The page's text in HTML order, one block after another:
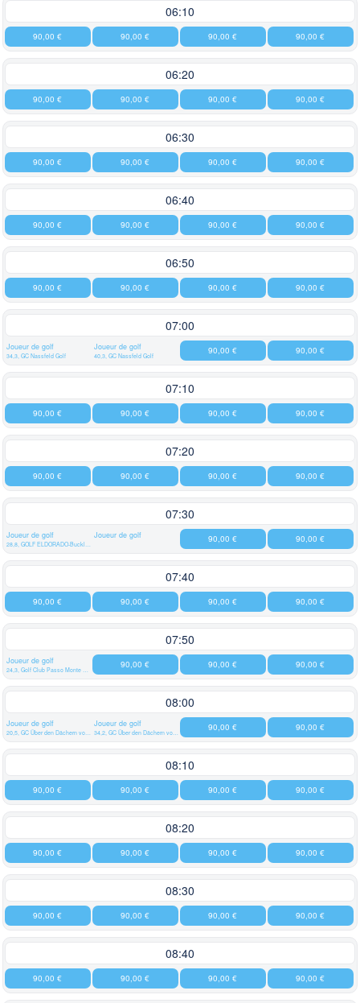
06:10
90,00 € 90,00 € 90,00 € 90,00 €
06:20
90,00 € 90,00 € 90,00 € 90,00 €
06:30
90,00 € 90,00 € 90,00 € 90,00 €
06:40
90,00 € 90,00 € 90,00 € 90,00 €
06:50
90,00 € 90,00 € 90,00 € 90,00 €
07:00
Joueur de golf
34,3, GC Nassfeld Golf
Joueur de golf
40,3, GC Nassfeld Golf 90,00 € 90,00 €
07:10
90,00 € 90,00 € 90,00 € 90,00 €
07:20
90,00 € 90,00 € 90,00 € 90,00 €
07:30
Joueur de golf
28,8, GOLF ELDORADO-Bucklige Welt
Joueur de golf 90,00 € 90,00 €
07:40
90,00 € 90,00 € 90,00 € 90,00 €
07:50
Joueur de golf
24,3, Golf Club Passo Monte Croce Comelico (PASSO MONTE CROCE) (KREUZBERGPASS) 90,00 € 90,00 € 90,00 €
08:00
Joueur de golf
20,5, GC Über den Dächern von Passau
Joueur de golf
34,2, GC Über den Dächern von Passau 90,00 € 90,00 €
08:10
90,00 € 90,00 € 90,00 € 90,00 €
08:20
90,00 € 90,00 € 90,00 € 90,00 €
08:30
90,00 € 90,00 € 90,00 € 90,00 €
08:40
90,00 € 90,00 € 90,00 € 90,00 €